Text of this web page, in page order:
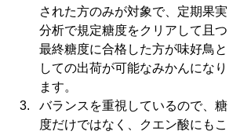
された方のみが対象で、定期果実
分析で規定糖度をクリアして且つ
最終糖度に合格した方が味好鳥と
しての出荷が可能なみかんになり
ます。
バランスを重視しているので、糖
度だけではなく、クエン酸にもこ